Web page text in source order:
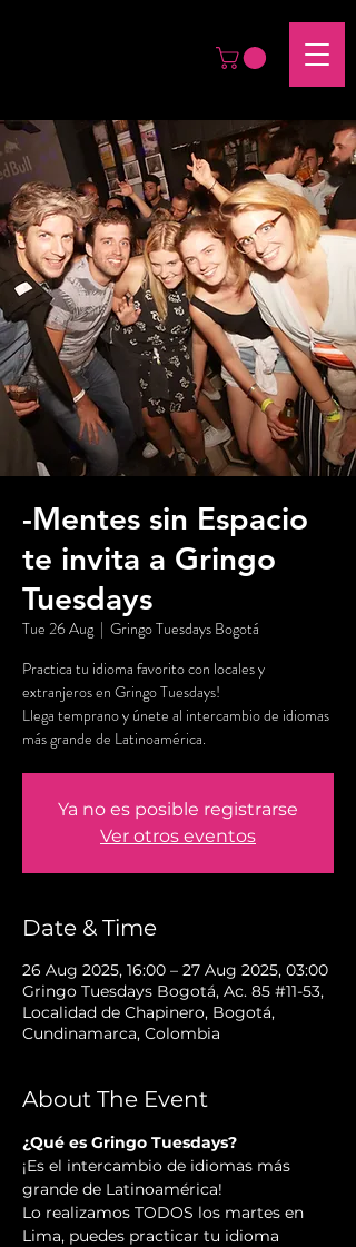
-Mentes sin Espacio
te invita a Gringo
Tuesdays
Tue 26 Aug
  |
Gringo Tuesdays Bogotá
Practica tu idioma favorito con locales y
extranjeros en Gringo Tuesdays!
Llega temprano y únete al intercambio de idiomas
más grande de Latinoamérica.
Ya no es posible registrarse
Ver otros eventos
Date & Time
26 Aug 2025, 16:00 – 27 Aug 2025, 03:00
Gringo Tuesdays Bogotá, Ac. 85 #11-53,
Localidad de Chapinero, Bogotá,
Cundinamarca, Colombia
About The Event
¿Qué es Gringo Tuesdays?
¡Es el intercambio de idiomas más
grande de Latinoamérica!
Lo realizamos TODOS los martes en
Lima, puedes practicar tu idioma